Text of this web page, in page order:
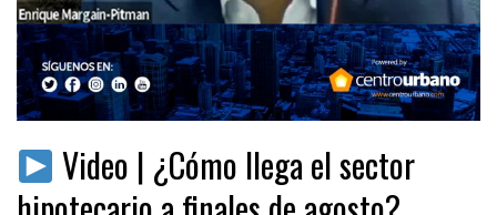
Video | ¿Cómo llega el sector